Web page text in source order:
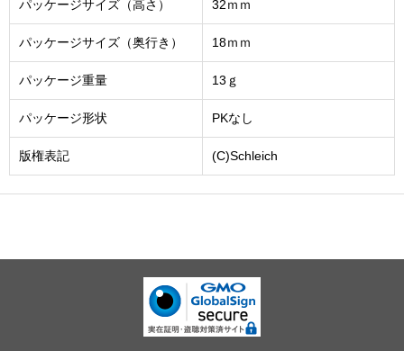
パッケージサイズ（高さ） 32ｍｍ
パッケージサイズ（奥行き） 18ｍｍ
パッケージ重量 13ｇ
パッケージ形状 PKなし
版権表記 (C)Schleich